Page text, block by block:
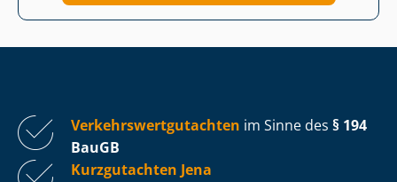
Ver­kehrs­wert­gut­ach­ten im Sinne des § 194
BauGB
Kurzgutachten Jena